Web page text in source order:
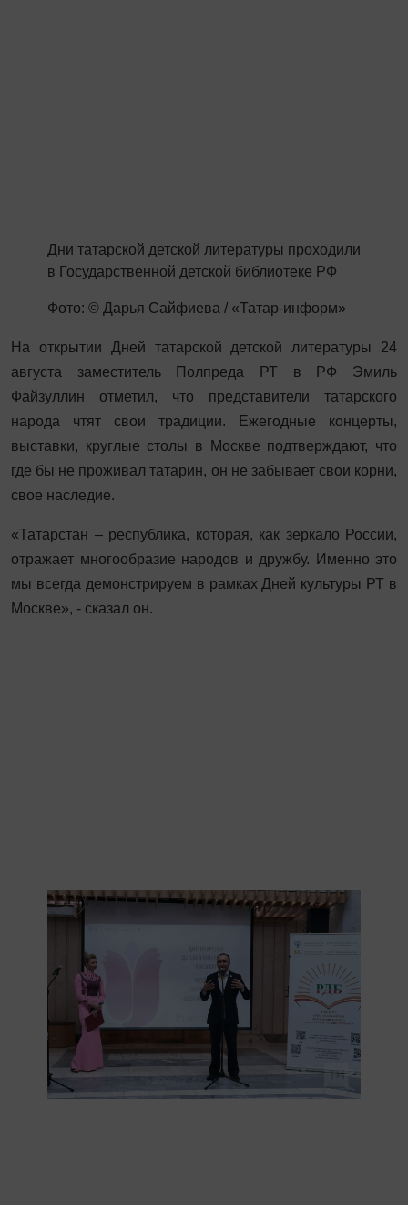
Дни татарской детской литературы проходили
в Государственной детской библиотеке РФ
Фото: © Дарья Сайфиева / «Татар-информ»
На открытии Дней татарской детской литературы 24
августа заместитель Полпреда РТ в РФ Эмиль
Файзуллин отметил, что представители татарского
народа чтят свои традиции. Ежегодные концерты,
выставки, круглые столы в Москве подтверждают, что
где бы не проживал татарин, он не забывает свои корни,
свое наследие.
«Татарстан – республика, которая, как зеркало России,
отражает многообразие народов и дружбу. Именно это
мы всегда демонстрируем в рамках Дней культуры РТ в
Москве», - сказал он.